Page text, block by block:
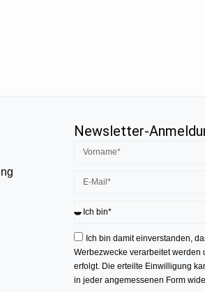
Newsletter-
Ich bin damit einverstanden,
Werbezwecke verarbeitet
erfolgt. Die erteilte Einwilligung
in jeder angemessenen Form